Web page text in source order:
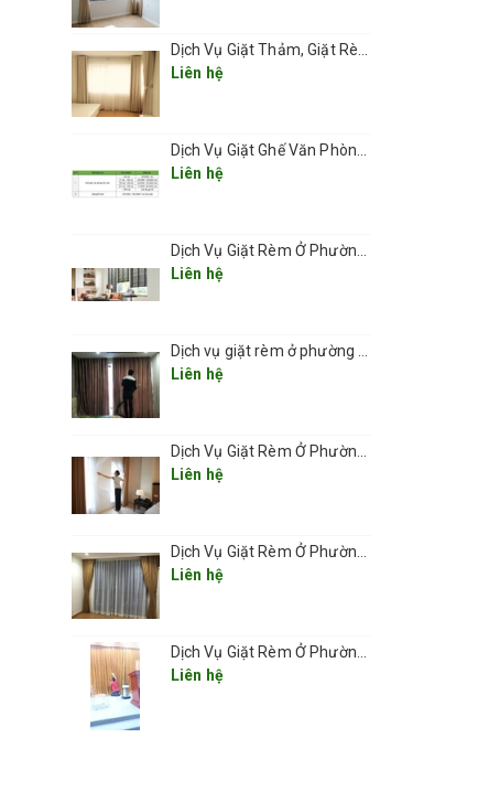
Liên hệ
Liên hệ
Liên hệ
Liên hệ
Liên hệ
Liên hệ
Liên hệ